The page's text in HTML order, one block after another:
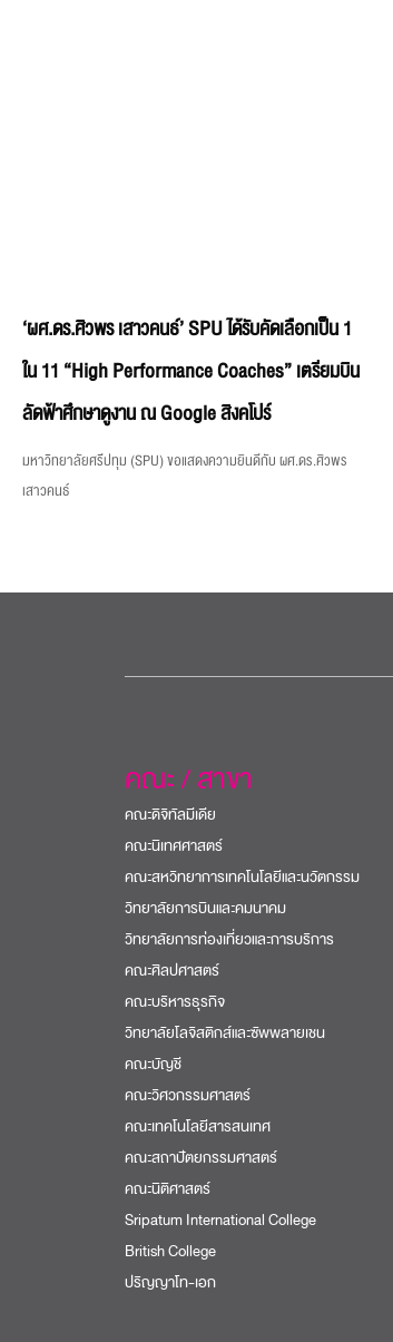
‘ผศ.ดร.ศิวพร เสาวคนธ์’ SPU ได้รับคัดเลือกเป็น 1
ใน 11 “High Performance Coaches” เตรียมบิน
ลัดฟ้าศึกษาดูงาน ณ Google สิงคโปร์
มหาวิทยาลัยศรีปทุม (SPU) ขอแสดงความยินดีกับ ผศ.ดร.ศิวพร
เสาวคนธ์
คณะ / สาขา
คณะดิจิทัลมีเดีย
คณะนิเทศศาสตร์
คณะสหวิทยาการเทคโนโลยีและนวัตกรรม
วิทยาลัยการบินและคมนาคม
วิทยาลัยการท่องเที่ยวและการบริการ
คณะศิลปศาสตร์
คณะบริหารธุรกิจ
วิทยาลัยโลจิสติกส์และซัพพลายเชน
คณะบัญชี
คณะวิศวกรรมศาสตร์
คณะเทคโนโลยีสารสนเทศ
คณะสถาปัตยกรรมศาสตร์
คณะนิติศาสตร์
Sripatum International College
British College
ปริญญาโท-เอก